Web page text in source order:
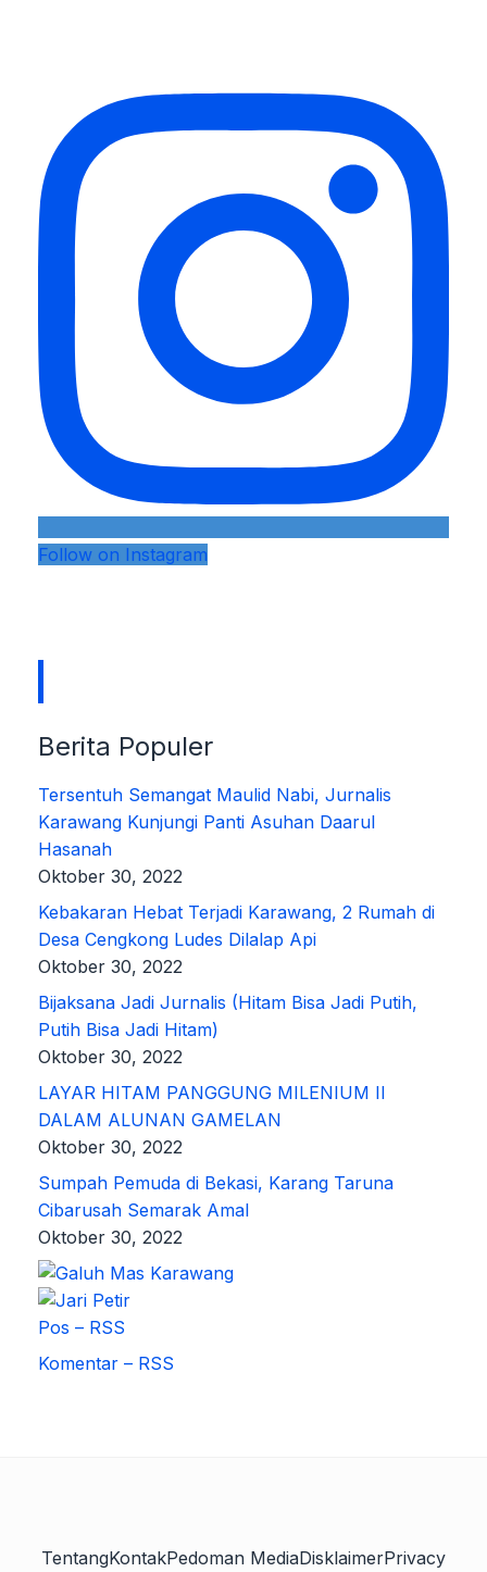
Follow on Instagram
Berita Populer
Tersentuh Semangat Maulid Nabi, Jurnalis
Karawang Kunjungi Panti Asuhan Daarul
Hasanah
Oktober 30, 2022
Kebakaran Hebat Terjadi Karawang, 2 Rumah di
Desa Cengkong Ludes Dilalap Api
Oktober 30, 2022
Bijaksana Jadi Jurnalis (Hitam Bisa Jadi Putih,
Putih Bisa Jadi Hitam)
Oktober 30, 2022
LAYAR HITAM PANGGUNG MILENIUM II
DALAM ALUNAN GAMELAN
Oktober 30, 2022
Sumpah Pemuda di Bekasi, Karang Taruna
Cibarusah Semarak Amal
Oktober 30, 2022
Pos – RSS
Komentar – RSS
TentangKontakPedoman MediaDisklaimerPrivacy